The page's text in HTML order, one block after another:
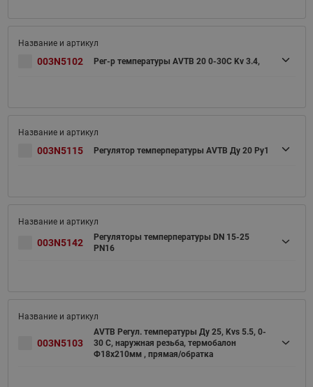
003N5102 Рег-р температуры AVTB 20 0-30C Kv 3.4,
003N5115 Регулятор темперпературы AVTB Ду 20 Pу1
003N5142
Регуляторы темперпературы DN 15-25
PN16
003N5103
AVTB Регул. температуры Ду 25, Kvs 5.5, 0-
30 C, наружная резьба, термобалон
Ф18х210мм , прямая/обратка